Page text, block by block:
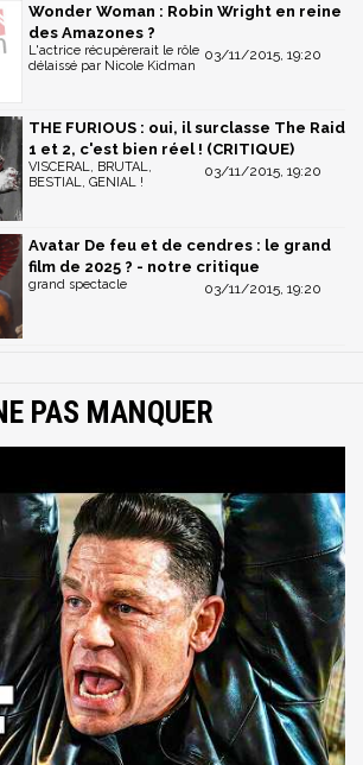
Wonder Woman : Robin Wright en reine
des Amazones ?
03/11/2015, 19:20
L'actrice récupèrerait le rôle
délaissé par Nicole Kidman
THE FURIOUS : oui, il surclasse The Raid
1 et 2, c'est bien réel ! (CRITIQUE)
03/11/2015, 19:20
VISCERAL, BRUTAL,
BESTIAL, GENIAL !
Avatar De feu et de cendres : le grand
film de 2025 ? - notre critique
03/11/2015, 19:20
grand spectacle
PAS MANQUER